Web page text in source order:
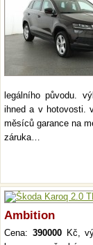
legálního původu.
ihned a v hotovosti.
měsíců garance na
záruka…
Ambition
Cena: 390000Kč,